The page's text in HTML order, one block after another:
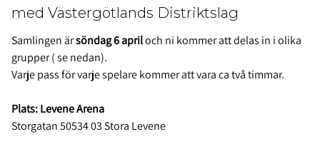
med Västergötlands Distriktslag
Samlingen ärsöndag 6 apriloch ni kommer att delas in i olika
grupper ( se nedan).
Varje pass för varje spelare kommer att vara ca två timmar.
Plats: Levene Arena
Storgatan 50534 03 Stora Levene